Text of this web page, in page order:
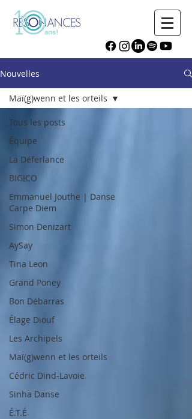
Nouvelles
Tous les posts
Équipe
La Déferlance
BIGICO
Emmanuel Jouthe | Danse
Carpe Diem
Simon Denizart
AySay
Tina Leon
Grand Poney
Bon Débarras
Élage Diouf
Les Archipels
Maï(g)wenn et les orteils
Cédric Dind-Lavoie
Sinha Danse
É.T.É
Maï(g)wenn et les orteils